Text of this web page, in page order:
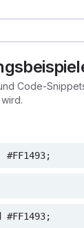
Code-